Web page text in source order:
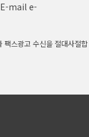
mail e-
스광고 수신을 절대사절합